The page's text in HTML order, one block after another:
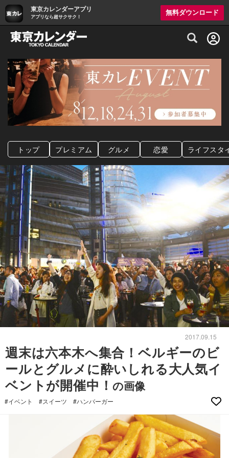
東京カレンダーアプリ
アプリなら超サクサク！
無料ダウンロード
グルメ情報・プレミアムレストラン予約
トップ プレミアム グルメ 恋愛 ライフスタ
2017.09.15
週末は六本木へ集合！ベルギーのビ
ールとグルメに酔いしれる大人気イ
ベントが開催中！の画像
#イベント #スイーツ #ハンバーガー